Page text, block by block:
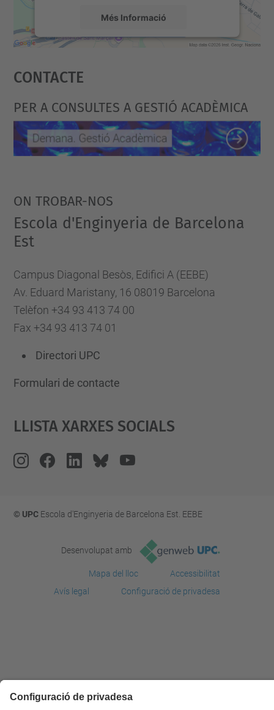
Més Informació
powered by
Contacte
PER A CONSULTES A GESTIÓ ACADÈMICA
ON TROBAR-NOS
Escola d'Enginyeria de Barcelona
Est
Campus Diagonal Besòs, Edifici A (EEBE)
Av. Eduard Maristany, 16 08019 Barcelona
Telèfon +34 93 413 74 00
Fax +34 93 413 74 01
Directori UPC
Formulari de contacte
Llista Xarxes Socials
© UPCEscola d'Enginyeria de Barcelona Est. EEBE
Desenvolupat amb
Mapa del lloc
Accessibilitat
Avís legal
Configuració de privadesa